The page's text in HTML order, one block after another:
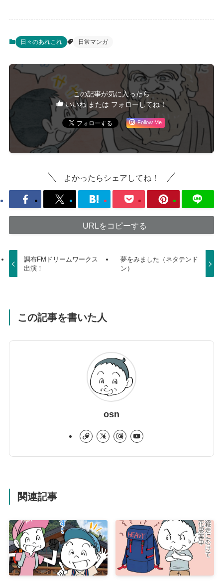
日々のあれこれ 日常マンガ
この記事が気に入ったら
いいね または フォローしてね！
Follow Me
よかったらシェアしてね！
URLをコピーする
調布FMドリームワークス
出演！
夢をみました（ネタテンド
ン）
この記事を書いた人
osn
関連記事